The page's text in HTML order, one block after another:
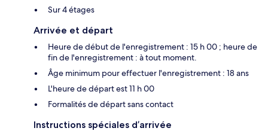
Sur 4 étages
Arrivée et départ
Heure de début de l'enregistrement : 15 h 00 ; heure de
fin de l'enregistrement : à tout moment.
Âge minimum pour effectuer l'enregistrement : 18 ans
L'heure de départ est 11 h 00
Formalités de départ sans contact
Instructions spéciales d’arrivée